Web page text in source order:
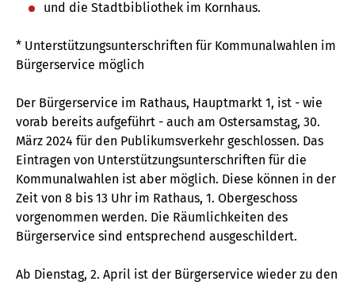
und die Stadtbibliothek im Kornhaus.
* Unterstützungsunterschriften für Kommunalwahlen im
Bürgerservice möglich
Der Bürgerservice im Rathaus, Hauptmarkt 1, ist - wie
vorab bereits aufgeführt - auch am Ostersamstag, 30.
März 2024 für den Publikumsverkehr geschlossen. Das
Eintragen von Unterstützungsunterschriften für die
Kommunalwahlen ist aber möglich. Diese können in der
Zeit von 8 bis 13 Uhr im Rathaus, 1. Obergeschoss
vorgenommen werden. Die Räumlichkeiten des
Bürgerservice sind entsprechend ausgeschildert.
Ab Dienstag, 2. April ist der Bürgerservice wieder zu den